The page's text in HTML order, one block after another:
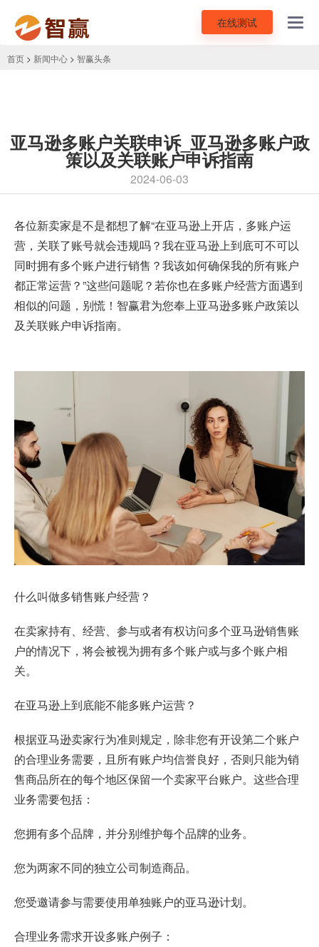
在线测试
首页 > 新闻中心 > 智赢头条
亚马逊多账户关联申诉_亚马逊多账户政
策以及关联账户申诉指南
2024-06-03
各位新卖家是不是都想了解“在亚马逊上开店，多账户运
营，关联了账号就会违规吗？我在亚马逊上到底可不可以
同时拥有多个账户进行销售？我该如何确保我的所有账户
都正常运营？”这些问题呢？若你也在多账户经营方面遇到
相似的问题，别慌！智赢君为您奉上亚马逊多账户政策以
及关联账户申诉指南。
什么叫做多销售账户经营？
在卖家持有、经营、参与或者有权访问多个亚马逊销售账
户的情况下，将会被视为拥有多个账户或与多个账户相
关。
在亚马逊上到底能不能多账户运营？
根据亚马逊卖家行为准则规定，除非您有开设第二个账户
的合理业务需要，且所有账户均信誉良好，否则只能为销
售商品所在的每个地区保留一个卖家平台账户。这些合理
业务需要包括：
您拥有多个品牌，并分别维护每个品牌的业务。
您为两家不同的独立公司制造商品。
您受邀请参与需要使用单独账户的亚马逊计划。
合理业务需求开设多账户例子：